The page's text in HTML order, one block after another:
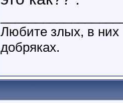
Любите злых, в
добряках.